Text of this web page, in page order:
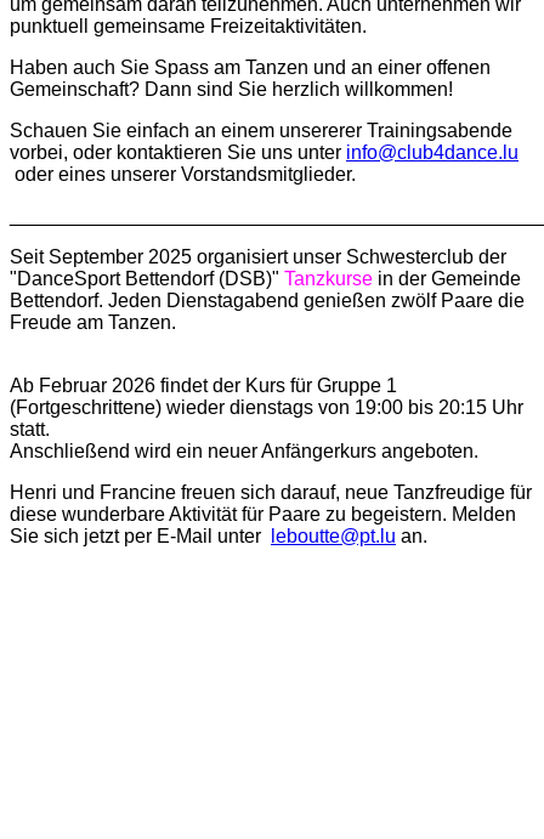
um gemeinsam daran teilzunehmen. Auch unternehmen wir
punktuell gemeinsame Freizeitaktivitäten.
Haben auch Sie Spass am Tanzen und an einer offenen
Gemeinschaft? Dann sind Sie herzlich willkommen!
Schauen Sie einfach an einem unsererer Trainingsabende
vorbei, oder kontaktieren Sie uns unter info@club4dance.lu
oder eines unserer Vorstandsmitglieder.
Seit September 2025 organisiert unser Schwesterclub der
"DanceSport Bettendorf (DSB)" Tanzkurse in der Gemeinde
Bettendorf. Jeden Dienstagabend genießen zwölf Paare die
Freude am Tanzen.
Ab Februar 2026 findet der Kurs für Gruppe 1
(Fortgeschrittene) wieder dienstags von 19:00 bis 20:15 Uhr
statt.
Anschließend wird ein neuer Anfängerkurs angeboten.
Henri und Francine freuen sich darauf, neue Tanzfreudige für
diese wunderbare Aktivität für Paare zu begeistern. Melden
Sie sich jetzt per E-Mail unter
leboutte@pt.lu an.